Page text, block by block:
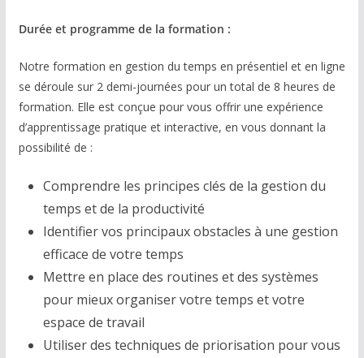
Durée et programme de la formation :
Notre formation en gestion du temps en présentiel et en ligne
se déroule sur 2 demi-journées pour un total de 8 heures de
formation. Elle est conçue pour vous offrir une expérience
d’apprentissage pratique et interactive, en vous donnant la
possibilité de :
Comprendre les principes clés de la gestion du
temps et de la productivité
Identifier vos principaux obstacles à une gestion
efficace de votre temps
Mettre en place des routines et des systèmes
pour mieux organiser votre temps et votre
espace de travail
Utiliser des techniques de priorisation pour vous